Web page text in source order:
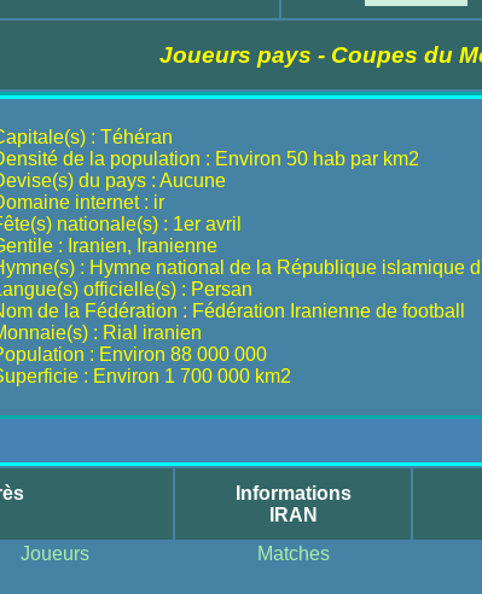
Joueurs pays - Coupes du
: Téhéran
de la population : Environ 50 hab par km2
du pays : Aucune
internet : ir
nationale(s) : 1er avril
: Iranien, Iranienne
: Hymne national de la République islamique
officielle(s) : Persan
de la Fédération : Fédération Iranienne de football
: Rial iranien
: Environ 88 000 000
: Environ 1 700 000 km2
Informations
IRAN
Joueurs
Matches